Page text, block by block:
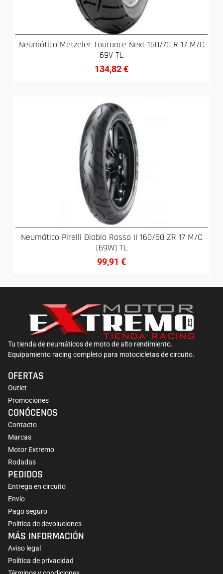
Neumático Metzeler Tourance Next 150/70 R 17 M/C
69V TL
134,82€
Neumático Pirelli Diablo Rosso II 160/60 ZR 17 M/C
(69W) TL
99,91 €
Tu tienda de neumáticos de moto de alto rendimiento.
Equipamiento racing completo para motocicletas de circuito.
OFERTAS
Outlet
Promociones
CONÓCENOS
Contacto
Marcas
Motor Extremo
Rodadas
PEDIDOS
Entrega en circuito
Envío
Pago seguro
Política de devoluciones
MÁS INFORMACIÓN
Aviso legal
Política de privacidad